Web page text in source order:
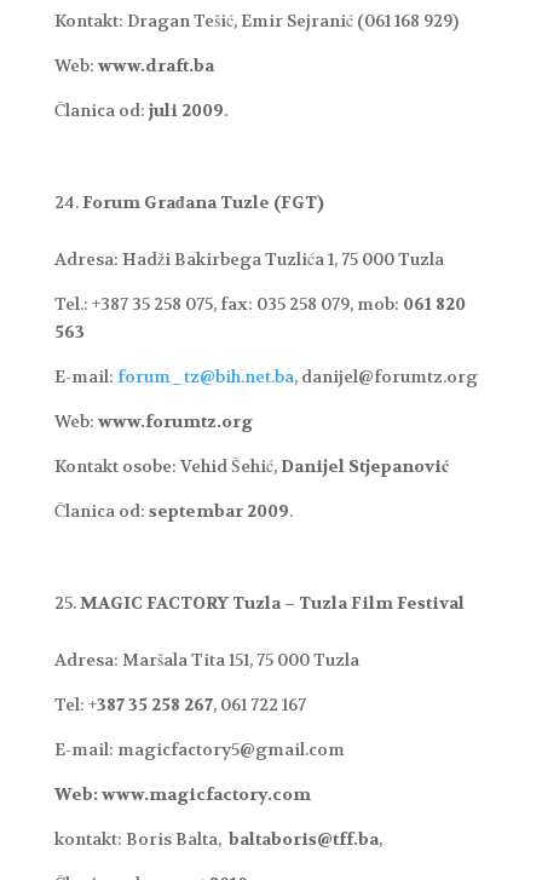
Kontakt: Dragan Tešić, Emir Sejranić (061 168 929)
Web: www.draft.ba
Članica od: juli 2009.
Forum Građana Tuzle (FGT)
Adresa: Hadži Bakirbega Tuzlića 1, 75 000 Tuzla
Tel.: +387 35 258 075, fax: 035 258 079, mob: 061 820
563
E-mail: forum_tz@bih.net.ba, danijel@forumtz.org
Web: www.forumtz.org
Kontakt osobe: Vehid Šehić,Danijel Stjepanović
Članica od: septembar 2009.
MAGIC FACTORY Tuzla – Tuzla Film Festival
Adresa: Maršala Tita 151, 75 000 Tuzla
Tel: +387 35 258 267, 061 722 167
E-mail: magicfactory5@gmail.com
Web: www.magicfactory.com
kontakt: Boris Balta, baltaboris@tff.ba,